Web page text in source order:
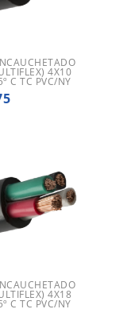
4X10
C TC PVC/NY
4X18
C TC PVC/NY